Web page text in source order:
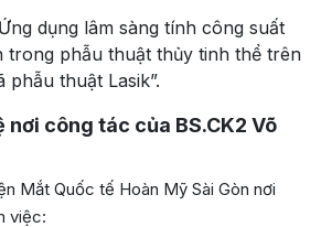
dụng lâm sàng tính công suất
trong phẫu thuật thủy tinh thể trên
phẫu thuật Lasik”.
nơi công tác của BS.CK2 Võ
Mắt Quốc tế Hoàn Mỹ Sài Gòn nơi
việc: